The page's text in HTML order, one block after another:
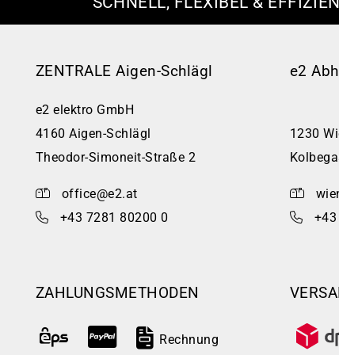
ZENTRALE Aigen-Schlägl
e2 elektro GmbH
4160 Aigen-Schlägl
Theodor-Simoneit-Straße 2
office@e2.at
+43 7281 80200 0
e2
1230
ZAHLUNGSMETHODEN
Rechnung